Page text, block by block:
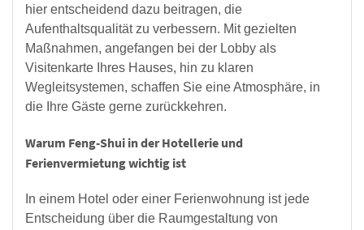
hier entscheidend dazu beitragen, die
Aufenthaltsqualität zu verbessern. Mit gezielten
Maßnahmen, angefangen bei der Lobby als
Visitenkarte Ihres Hauses, hin zu klaren
Wegleitsystemen, schaffen Sie eine Atmosphäre, in
die Ihre Gäste gerne zurückkehren.
Warum Feng-Shui in der Hotellerie und
Ferienvermietung wichtig ist
In einem Hotel oder einer Ferienwohnung ist jede
Entscheidung über die Raumgestaltung von